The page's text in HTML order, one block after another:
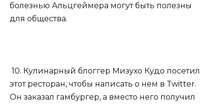
болезнью Альцгеймера могут быть полезны
для общества.
10. Кулинарный блоггер Мизухо Кудо посетил
этот ресторан, чтобы написать о нем в Twitter.
Он заказал гамбургер, а вместо него получил